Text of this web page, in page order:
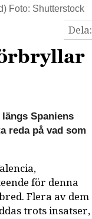
Foto: Shutterstock
Dela:
Spaniens
reda på vad som
för denna
Flera av dem
trots insatser,